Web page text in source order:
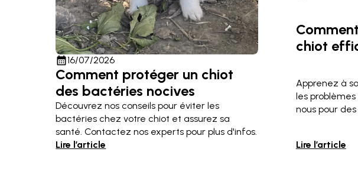
calendar_month16/07/2026
Comment protéger un chiot
des bactéries nocives
Découvrez nos conseils pour éviter les
bactéries chez votre chiot et assurez sa
santé. Contactez nos experts pour plus d'infos.
Lire l’article
chiot
Apprenez à
les
nous pour
Lire l’article